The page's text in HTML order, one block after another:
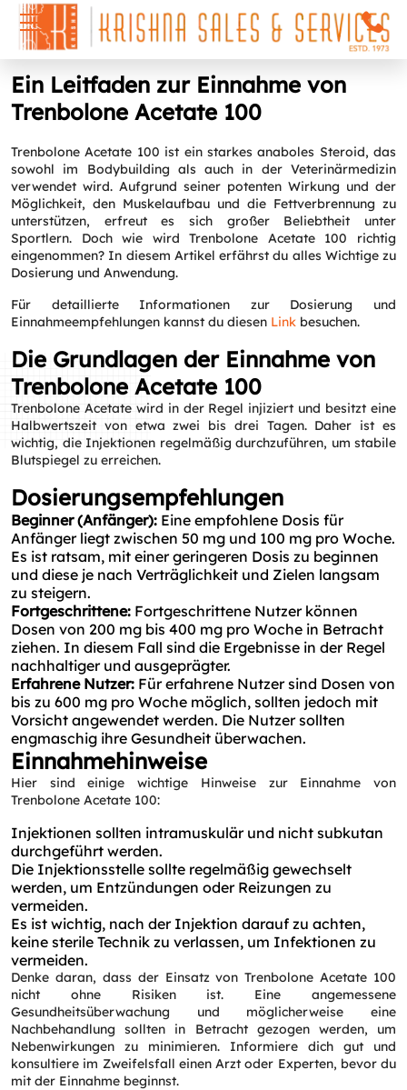
Ein Leitfaden zur Einnahme von
Trenbolone Acetate 100
Trenbolone Acetate 100 ist ein starkes anaboles Steroid, das
sowohl im Bodybuilding als auch in der Veterinärmedizin
verwendet wird. Aufgrund seiner potenten Wirkung und der
Möglichkeit, den Muskelaufbau und die Fettverbrennung zu
unterstützen, erfreut es sich großer Beliebtheit unter
Sportlern. Doch wie wird Trenbolone Acetate 100 richtig
eingenommen? In diesem Artikel erfährst du alles Wichtige zu
Dosierung und Anwendung.
Für detaillierte Informationen zur Dosierung und
Einnahmeempfehlungen kannst du diesen Link besuchen.
Die Grundlagen der Einnahme von
Trenbolone Acetate 100
Trenbolone Acetate wird in der Regel injiziert und besitzt eine
Halbwertszeit von etwa zwei bis drei Tagen. Daher ist es
wichtig, die Injektionen regelmäßig durchzuführen, um stabile
Blutspiegel zu erreichen.
Dosierungsempfehlungen
Beginner (Anfänger): Eine empfohlene Dosis für
Anfänger liegt zwischen 50 mg und 100 mg pro Woche.
Es ist ratsam, mit einer geringeren Dosis zu beginnen
und diese je nach Verträglichkeit und Zielen langsam
zu steigern.
Fortgeschrittene: Fortgeschrittene Nutzer können
Dosen von 200 mg bis 400 mg pro Woche in Betracht
ziehen. In diesem Fall sind die Ergebnisse in der Regel
nachhaltiger und ausgeprägter.
Erfahrene Nutzer: Für erfahrene Nutzer sind Dosen von
bis zu 600 mg pro Woche möglich, sollten jedoch mit
Vorsicht angewendet werden. Die Nutzer sollten
engmaschig ihre Gesundheit überwachen.
Einnahmehinweise
Hier sind einige wichtige Hinweise zur Einnahme von
Trenbolone Acetate 100:
Injektionen sollten intramuskulär und nicht subkutan
durchgeführt werden.
Die Injektionsstelle sollte regelmäßig gewechselt
werden, um Entzündungen oder Reizungen zu
vermeiden.
Es ist wichtig, nach der Injektion darauf zu achten,
keine sterile Technik zu verlassen, um Infektionen zu
vermeiden.
Denke daran, dass der Einsatz von Trenbolone Acetate 100
nicht ohne Risiken ist. Eine angemessene
Gesundheitsüberwachung und möglicherweise eine
Nachbehandlung sollten in Betracht gezogen werden, um
Nebenwirkungen zu minimieren. Informiere dich gut und
konsultiere im Zweifelsfall einen Arzt oder Experten, bevor du
mit der Einnahme beginnst.